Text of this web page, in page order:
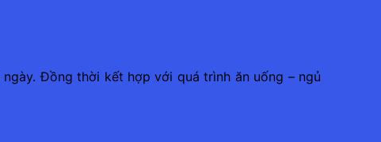
Đồng thời kết hợp với quá trình ăn uống – ngủ